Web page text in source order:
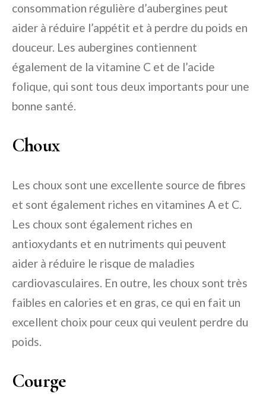
consommation régulière d’aubergines peut
aider à réduire l’appétit et à perdre du poids en
douceur. Les aubergines contiennent
également de la vitamine C et de l’acide
folique, qui sont tous deux importants pour une
bonne santé.
Choux
Les choux sont une excellente source de fibres
et sont également riches en vitamines A et C.
Les choux sont également riches en
antioxydants et en nutriments qui peuvent
aider à réduire le risque de maladies
cardiovasculaires. En outre, les choux sont très
faibles en calories et en gras, ce qui en fait un
excellent choix pour ceux qui veulent perdre du
poids.
Courge